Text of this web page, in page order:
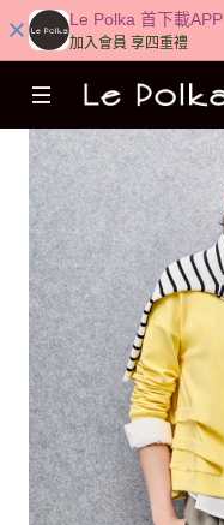
Le Polka 首下載APP
加入會員 享四重禮